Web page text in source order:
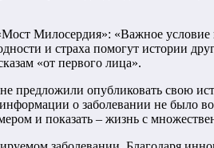
Милосердия»: «Важное
и страха помогут истории
«от первого лица».
предложили опубликовать свою
о заболевании не было
и показать – жизнь с